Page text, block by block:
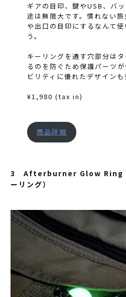
ギアの目印、鍵やUSB、バ
途は無限大です。慣れない
や出口の目印にするなんて
う。
キーリングを通す穴部分は
るのを防ぐため保護パーツ
ビリティに優れたデザインも
¥1,980 (tax in)
商品詳細
3 Afterburner Glow Ring（
ーリング）